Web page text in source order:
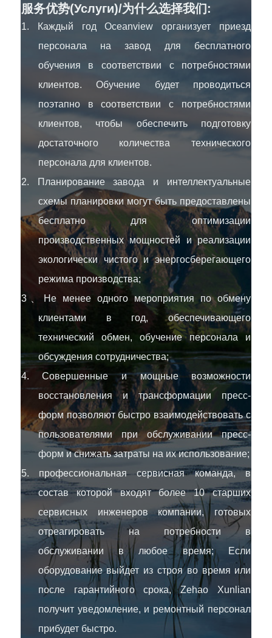
服务优势(Услуги)/为什么选择我们:
1. Каждый год Oceanview организует приезд
персонала на завод для бесплатного
обучения в соответствии с потребностями
клиентов. Обучение будет проводиться
поэтапно в соответствии с потребностями
клиентов, чтобы обеспечить подготовку
достаточного количества технического
персонала для клиентов.
2. Планирование завода и интеллектуальные
схемы планировки могут быть предоставлены
бесплатно для оптимизации
производственных мощностей и реализации
экологически чистого и энергосберегающего
режима производства;
3、Не менее одного мероприятия по обмену
клиентами в год, обеспечивающего
технический обмен, обучение персонала и
обсуждения сотрудничества;
4. Совершенные и мощные возможности
восстановления и трансформации пресс-
форм позволяют быстро взаимодействовать с
пользователями при обслуживании пресс-
форм и снижать затраты на их использование;
5. профессиональная сервисная команда, в
состав которой входят более 10 старших
сервисных инженеров компании, готовых
отреагировать на потребности в
обслуживании в любое время; Если
оборудование выйдет из строя во время или
после гарантийного срока, Zehao Xunlian
получит уведомление, и ремонтный персонал
прибудет быстро.